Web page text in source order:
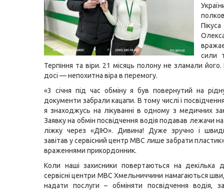
сили
Терпіння та віри. 21 місяць полону не зламали його.
досі — непохитна віра в перемогу.
«3 січня під час обміну я був повернутий на
документи забрали кацапи. В тому числі і
я знаходжусь на лікуванні в одному з медичних
Заявку на обмін посвідчення водія подавав лежачи
ліжку через «ДІЮ». Дивина! Дуже зручно і
завітав у сервісний центр МВС лише забрати
враженнями прикордонник.
Коли наші захисники повертаються на декілька
сервісні центри МВС Хмельниччини намагаються
надати послуги – обміняти посвідчення водія,